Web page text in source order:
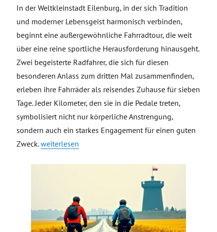
In der Weltkleinstadt Eilenburg, in der sich Tradition
und moderner Lebensgeist harmonisch verbinden,
beginnt eine außergewöhnliche Fahrradtour, die weit
über eine reine sportliche Herausforderung hinausgeht.
Zwei begeisterte Radfahrer, die sich für diesen
besonderen Anlass zum dritten Mal zusammenfinden,
erleben ihre Fahrräder als reisendes Zuhause für sieben
Tage. Jeder Kilometer, den sie in die Pedale treten,
symbolisiert nicht nur körperliche Anstrengung,
sondern auch ein starkes Engagement für einen guten
Zweck.„Wandern vor der Haustür, Kilometer für den guten
weiterlesen